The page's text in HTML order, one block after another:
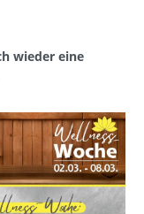
wieder eine